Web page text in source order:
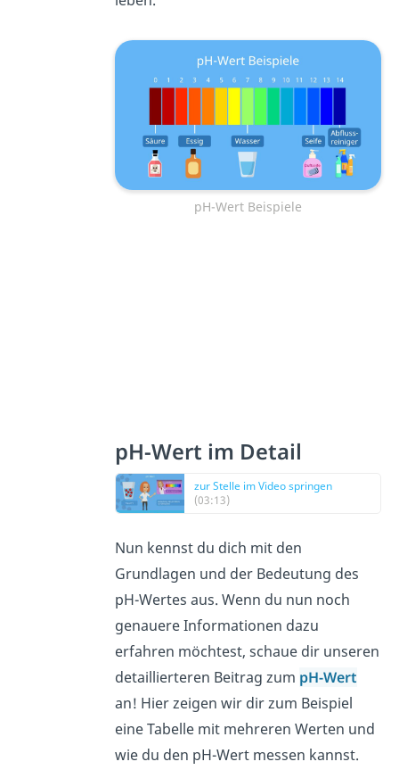
pH-Wert Beispiele
pH-Wert im Detail
zur Stelle im Video springen
(03:13)
Nun kennst du dich mit den
Grundlagen und der Bedeutung des
pH-Wertes aus. Wenn du nun noch
genauere Informationen dazu
erfahren möchtest, schaue dir unseren
detaillierteren Beitrag zum pH-Wert
an! Hier zeigen wir dir zum Beispiel
eine Tabelle mit mehreren Werten und
wie du den pH-Wert messen kannst.